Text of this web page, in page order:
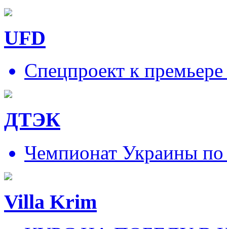
UFD
Спецпроект к
ДТЭК
Чемпионат Украины
Villa Krim